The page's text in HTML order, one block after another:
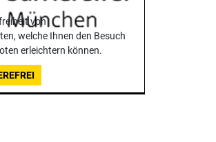
von
welche Ihnen den Besuch
erleichtern können.